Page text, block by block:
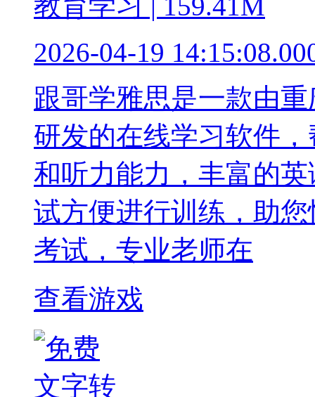
2026-04-19
跟哥学雅思是一款由
研发的在线学习软件
和听力能力，丰富的
试方便进行训练，助
考试，专业老师在
查看游戏